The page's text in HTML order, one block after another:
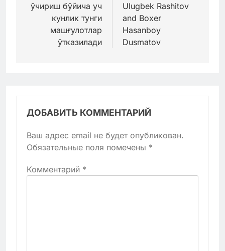
ўчириш бўйича уч
кунлик тунги
машғулотлар
ўтказилади
Ulugbek Rashitov
and Boxer
Hasanboy
Dusmatov
ДОБАВИТЬ КОММЕНТАРИЙ
Ваш адрес email не будет опубликован.
Обязательные поля помечены *
Комментарий *